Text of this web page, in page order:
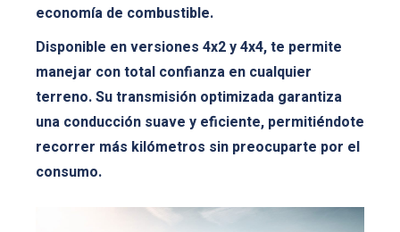
economía de combustible.
Disponible en versiones 4x2 y 4x4, te permite
manejar con total confianza en cualquier
terreno. Su transmisión optimizada garantiza
una conducción suave y eficiente, permitiéndote
recorrer más kilómetros sin preocuparte por el
consumo.